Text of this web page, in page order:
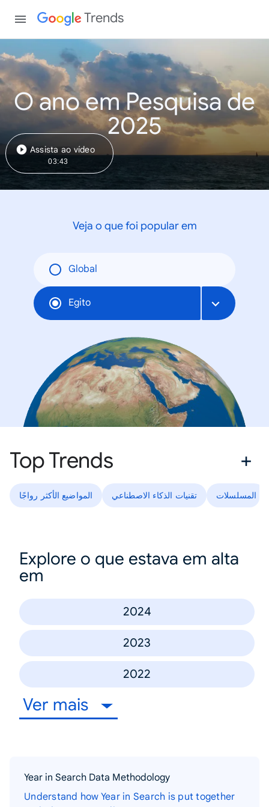
Trends
O ano em Pesquisa de
2025
Assista ao vídeo
03:43
Veja o que foi popular em
Global
Egito
Top Trends
المواضيع الأكثر رواجًا تقنيات الذكاء الاصطناعي المسلسلات
Explore o que estava em alta
em
2024
2023
2022
Ver mais
Year in Search Data Methodology
Understand how Year in Search is put together